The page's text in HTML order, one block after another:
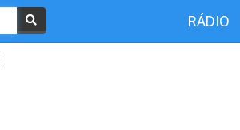
RÁDIO